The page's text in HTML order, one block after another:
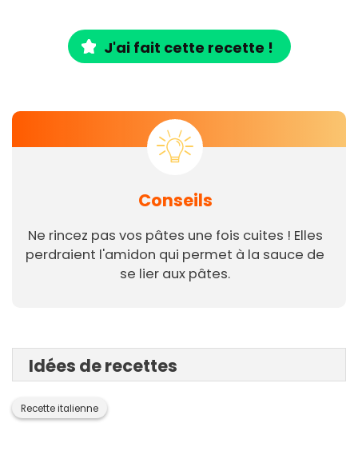
J'ai fait cette recette !
Conseils
Ne rincez pas vos pâtes une fois cuites ! Elles
perdraient l'amidon qui permet à la sauce de
se lier aux pâtes.
Idées de recettes
Recette italienne